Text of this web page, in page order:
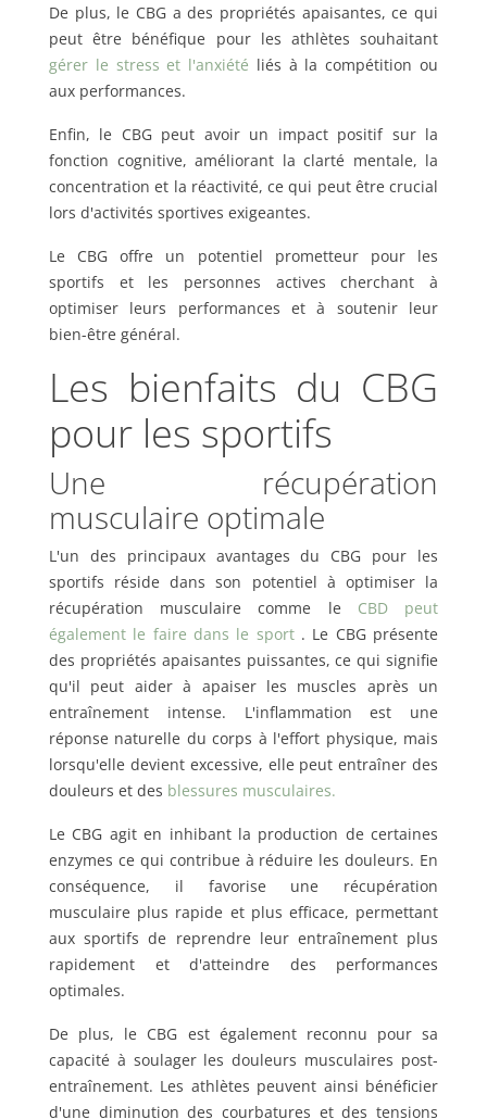
De plus, le CBG a des propriétés apaisantes, ce qui
peut être bénéfique pour les athlètes souhaitant
gérer le stress et l'anxiété liés à la compétition ou
aux performances.
Enfin, le CBG peut avoir un impact positif sur la
fonction cognitive, améliorant la clarté mentale, la
concentration et la réactivité, ce qui peut être crucial
lors d'activités sportives exigeantes.
Le CBG offre un potentiel prometteur pour les
sportifs et les personnes actives cherchant à
optimiser leurs performances et à soutenir leur
bien-être général.
Les bienfaits du CBG
pour les sportifs
Une récupération
musculaire optimale
L'un des principaux avantages du CBG pour les
sportifs réside dans son potentiel à optimiser la
récupération musculaire comme le CBD peut
également le faire dans le sport . Le CBG présente
des propriétés apaisantes puissantes, ce qui signifie
qu'il peut aider à apaiser les muscles après un
entraînement intense. L'inflammation est une
réponse naturelle du corps à l'effort physique, mais
lorsqu'elle devient excessive, elle peut entraîner des
douleurs et des blessures musculaires.
Le CBG agit en inhibant la production de certaines
enzymes ce qui contribue à réduire les douleurs. En
conséquence, il favorise une récupération
musculaire plus rapide et plus efficace, permettant
aux sportifs de reprendre leur entraînement plus
rapidement et d'atteindre des performances
optimales.
De plus, le CBG est également reconnu pour sa
capacité à soulager les douleurs musculaires post-
entraînement. Les athlètes peuvent ainsi bénéficier
d'une diminution des courbatures et des tensions